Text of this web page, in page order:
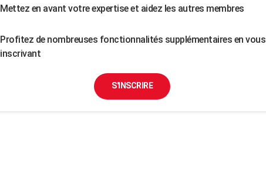
Mettez en avant votre expertise et aidez les autres membres
Profitez de nombreuses fonctionnalités supplémentaires en vous
inscrivant
S'INSCRIRE